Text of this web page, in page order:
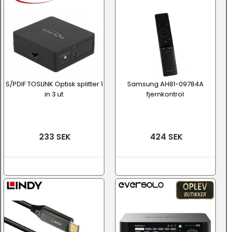
S/PDIF TOSLINK Optisk splitter 1
in 3 ut
233 SEK
Samsung AH81-09784A
fjernkontrol
424 SEK